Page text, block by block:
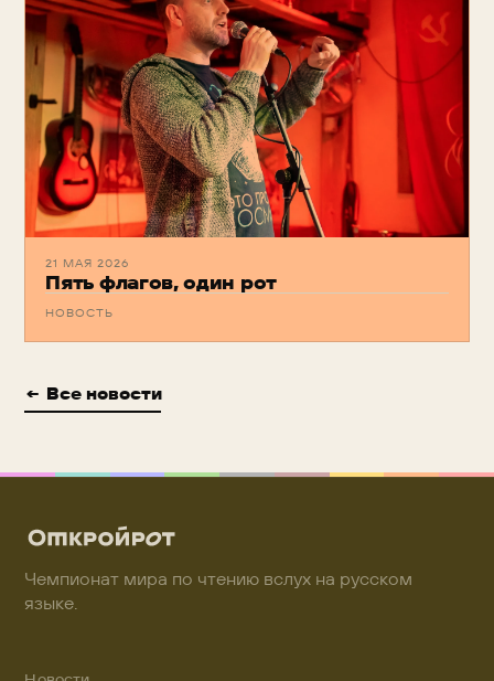
21 МАЯ 2026
Пять флагов, один рот
НОВОСТЬ
← Все новости
Чемпионат мира по чтению вслух на русском
языке.